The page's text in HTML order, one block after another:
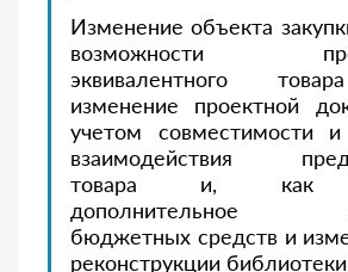
Изменение объекта
возможности
эквивалентного
изменение проектной
учетом совместимости и
взаимодействия
товара и, как
дополнительное
бюджетных средств и
реконструкции библиотеки